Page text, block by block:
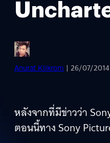
Anurat Klikrom | 26/07/2014
หลังจากที่มีข่าวว่า
ตอนนี้ทาง Sony